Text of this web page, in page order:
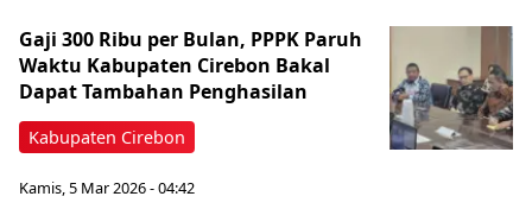
Kabupaten Cirebon
Gaji 300 Ribu per Bulan, PPPK Paruh
Waktu Kabupaten Cirebon Bakal
Dapat Tambahan Penghasilan
Kamis, 5 Mar 2026 - 04:42